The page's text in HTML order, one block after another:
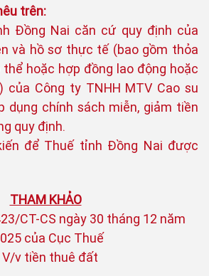
trên:
Đồng Nai căn cứ quy định của
và hồ sơ thực tế (bao gồm thỏa
hoặc hợp đồng lao động hoặc
của Công ty TNHH MTV Cao su
dụng chính sách miễn, giảm tiền
quy định.
để Thuế tỉnh Đồng Nai được
THAM KHẢO
CT-CS ngày 30 tháng 12 năm
của Cục Thuế
V/v tiền thuê đất